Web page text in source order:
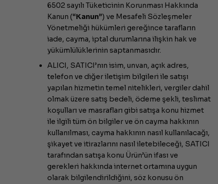
6502 sayılı Tüketicinin Korunması Hakkında
Kanun (“Kanun”) ve Mesafeli Sözleşmeler
Yönetmeliği hükümleri gereğince tarafların
iade, cayma, iptal durumlarına ilişkin hak ve
yükümlülüklerinin saptanmasıdır.
ALICI, SATICI’nın isim, unvan, açık adres,
telefon ve diğer iletişim bilgileri ile satışı
yapılan hizmetin temel nitelikleri, vergiler dahil
olmak üzere satış bedeli, ödeme şekli, teslimat
koşulları ve masrafları gibi satışa konu hizmet
ile ilgili tüm ön bilgiler ve ön cayma hakkının
kullanılması, cayma hakkının nasıl kullanılacağı,
şikayet ve itirazlarını nasıl iletebileceği, SATICI
tarafından satışa konu Ürün’ün ifası ve
gerekleri hakkında internet ortamına uygun
olarak bilgilendirildiğini, söz konusu ön